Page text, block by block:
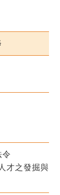
令
才之發掘與